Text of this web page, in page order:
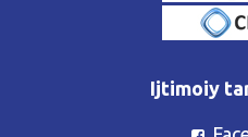
Ijtimoiy